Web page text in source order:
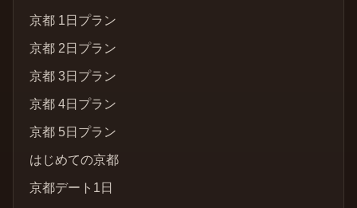
京都 1日プラン
京都 2日プラン
京都 3日プラン
京都 4日プラン
京都 5日プラン
はじめての京都
京都デート1日